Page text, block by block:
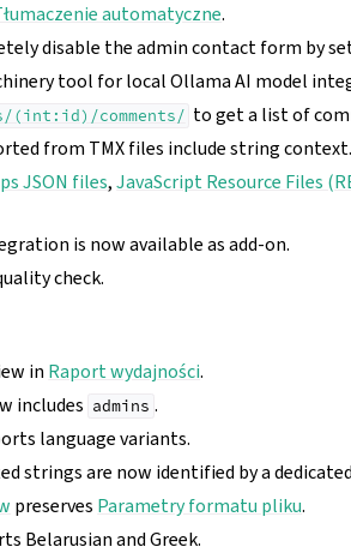
automatyczne.
disable the admin contact form by
tool for local Ollama AI model
(int:id)/comments/ to get a list of
from TMX files include string context.
JSON files,JavaScript Resource Files
is now available as add-on.
check.
in Raport wydajności.
includes admins .
language variants.
strings are now identified by a
preserves Parametry formatu pliku.
Belarusian and Greek.